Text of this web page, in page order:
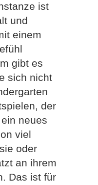
ist
und
einem
gibt es
sich nicht
der
neues
viel
oder
an ihrem
Das ist für